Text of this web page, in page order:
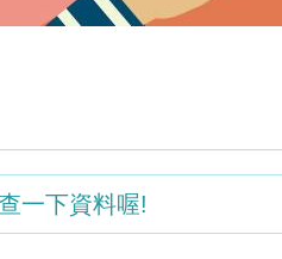
一下資料喔!